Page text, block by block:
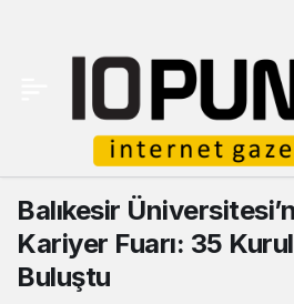
Balıkesir
Kariyer Fuarı: 35
Buluştu